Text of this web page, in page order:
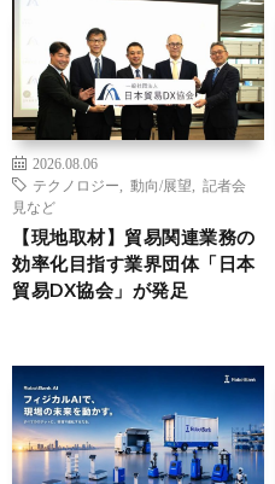
2026.08.06
テクノロジー
動向/展望
記者会
見など
【現地取材】貿易関連業務の
効率化目指す業界団体「日本
貿易DX協会」が発足